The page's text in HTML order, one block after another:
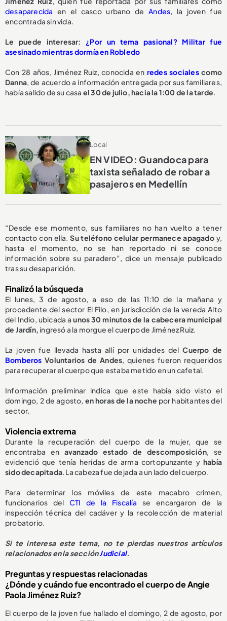
desaparecida en el casco urbano deAndes, la joven fue
encontrada sin vida.
Le puede interesar: ¿Por un tema pasional? Militar fue
asesinado mientras dormía en Robledo
Con 28 años, Jiménez Ruiz, conocida en redes socialescomo
Danna, de acuerdo a información entregada por sus familiares,
había salido de su casa el 30 de julio, hacia la 1:00 de la tarde.
Local
EN VIDEO: Guandoca para
taxista señalado de robar a
pasajeros en Medellín
“Desde ese momento, sus familiares no han vuelto a tener
contacto con ella. Su teléfono celular permanece apagadoy,
hasta el momento, no se han reportado ni se conoce
información sobre su paradero”, dice un mensaje publicado
tras su desaparición.
Finalizó la búsqueda
El lunes, 3 de agosto, a eso de las 11:10 de la mañana y
procedente del sector El Filo, en jurisdicción de la vereda Alto
del Indio, ubicada aunos 30 minutos de la cabecera municipal
de Jardín, ingresó a la morgue el cuerpo de Jiménez Ruiz.
La joven fue llevada hasta allí por unidades delCuerpo de
Bomberos Voluntarios de Andes, quienes fueron requeridos
para recuperar el cuerpo que estaba metido en un cafetal.
Información preliminar indica que este había sido visto el
domingo, 2 de agosto, en horas de la noche por habitantes del
sector.
Violencia extrema
Durante la recuperación del cuerpo de la mujer, que se
encontraba en avanzado estado de descomposición, se
evidenció que tenía heridas de arma cortopunzante y había
sido decapitada. La cabeza fue dejada a un lado del cuerpo.
Para determinar los móviles de este macabro crimen,
funcionarios delCTI de la Fiscalía se encargaron de la
inspección técnica del cadáver y la recolección de material
probatorio.
Si te interesa este tema, no te pierdas nuestros artículos
relacionados en la secciónJudicial.
Preguntas y respuestas relacionadas
¿Dónde y cuándo fue encontrado el cuerpo de Angie
Paola Jiménez Ruiz?
El cuerpo de la joven fue hallado el domingo, 2 de agosto, por